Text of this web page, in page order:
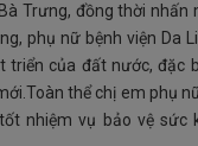
Trưng, đồng thời nhấn
phụ nữ bệnh viện Da
triển của đất nước, đặc
thể chị em phụ
nhiệm vụ bảo vệ sức